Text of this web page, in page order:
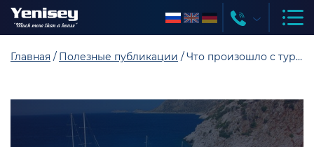
Главная Полезные публикации Что произошло с туризмом в Турции